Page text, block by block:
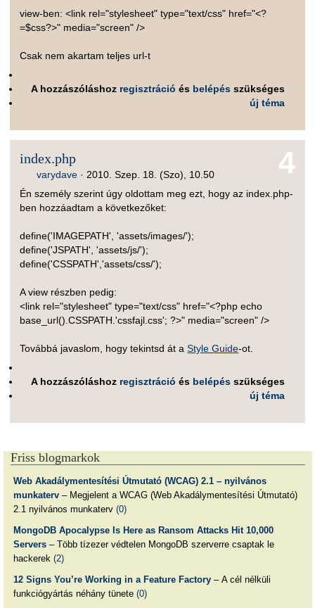
view-ben: <link rel="stylesheet" type="text/css" href="<?
=$css?>" media="screen" />
Csak nem akartam teljes url-t
A hozzászóláshoz regisztráció és belépés szükséges
új téma
4
index.php
varydave · 2010. Szep. 18. (Szo), 10.50
Én személy szerint úgy oldottam meg ezt, hogy az index.php-
ben hozzáadtam a következőket:
define('IMAGEPATH', 'assets/images/');
define('JSPATH', 'assets/js/');
define('CSSPATH','assets/css/');
A view részben pedig:
<link rel="stylesheet" type="text/css" href="<?php echo
base_url().CSSPATH.'cssfajl.css'; ?>" media="screen" />
Továbbá javaslom, hogy tekintsd át aStyle Guide-ot.
A hozzászóláshoz regisztráció és belépés szükséges
új téma
Friss blogmarkok
Web Akadálymentesítési Útmutató (WCAG) 2.1 – nyilvános
munkaterv– Megjelent a WCAG (Web Akadálymentesítési Útmutató)
2.1 nyilvános munkaterv (0)
MongoDB Apocalypse Is Here as Ransom Attacks Hit 10,000
Servers– Több tízezer védtelen MongoDB szerverre csaptak le
hackerek (2)
12 Signs You’re Working in a Feature Factory– A cél nélküli
funkciógyártás néhány tünete (0)